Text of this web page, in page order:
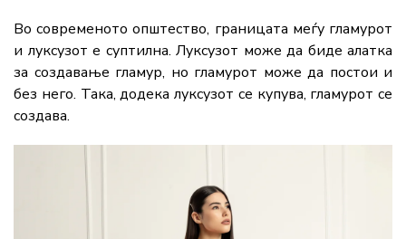
Во современото општество, границата меѓу гламурот
и луксузот е суптилна. Луксузот може да биде алатка
за создавање гламур, но гламурот може да постои и
без него. Така, додека луксузот се купува, гламурот се
создава.